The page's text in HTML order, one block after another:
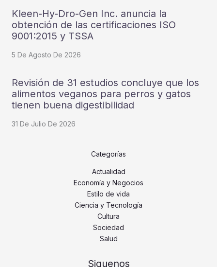
Kleen-Hy-Dro-Gen Inc. anuncia la
obtención de las certificaciones ISO
9001:2015 y TSSA
5 De Agosto De 2026
Revisión de 31 estudios concluye que los
alimentos veganos para perros y gatos
tienen buena digestibilidad
31 De Julio De 2026
Categorías
Actualidad
Economía y Negocios
Estilo de vida
Ciencia y Tecnología
Cultura
Sociedad
Salud
Siguenos